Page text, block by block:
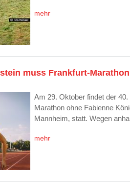
mehr
muss Frankfurt-
Am 29. Oktober findet der
Marathon ohne Fabienne
Mannheim, statt. Wegen
mehr